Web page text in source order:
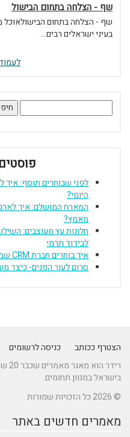
שף - הצלחה בתחום הבישול
שף - הצלחה בתחום
בעיני ישראלים רבים...
לפני שבוחרים תוסף: איך
היומי?
המארח המושלם: איך
מאמץ?
חלונות עץ מעוצבים:
לבידוד תרמי
איך בוחרים חברת CRM שמתאימה לעסק?
סרום לעור הפנים- כיצד
הצטרף ככותב
כניסה לרשומים
בישראל במגוון תחומים.
© 2026 כל הזכויות שמורות
מאמרים חדשים באתר